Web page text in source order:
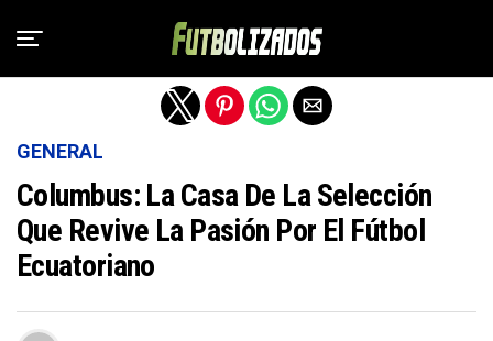
GENERAL
Columbus: La Casa De La Selección
Que Revive La Pasión Por El Fútbol
Ecuatoriano
Salir de la versión móvil